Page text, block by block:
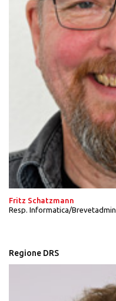
Fritz Schatzmann
Resp. Informatica/Brevetadmin
Regione DRS